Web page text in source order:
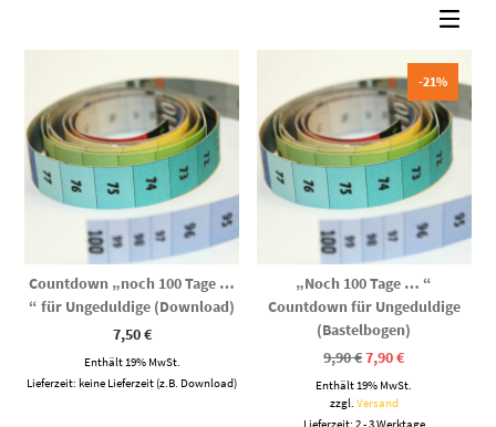
Countdown „noch 100 Tage …
“ für Ungeduldige (Download)
7,50€
Enthält 19% MwSt.
Lieferzeit: keine Lieferzeit (z.B. Download)
-21%
„Noch 100 Tage … “
Countdown für Ungeduldige
(Bastelbogen)
9,90€Ursprünglicher
Preis
war:
9,90 €
7,90€Aktueller
ist:
Enthält 19% MwSt.
zzgl. Versand
Lieferzeit: 2 - 3 Werktage